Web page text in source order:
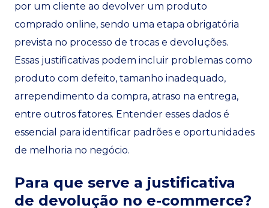
por um cliente ao devolver um produto
comprado online, sendo uma etapa obrigatória
prevista no processo de trocas e devoluções.
Essas justificativas podem incluir problemas como
produto com defeito, tamanho inadequado,
arrependimento da compra, atraso na entrega,
entre outros fatores. Entender esses dados é
essencial para identificar padrões e oportunidades
de melhoria no negócio.
Para que serve a justificativa
de devolução no e-commerce?